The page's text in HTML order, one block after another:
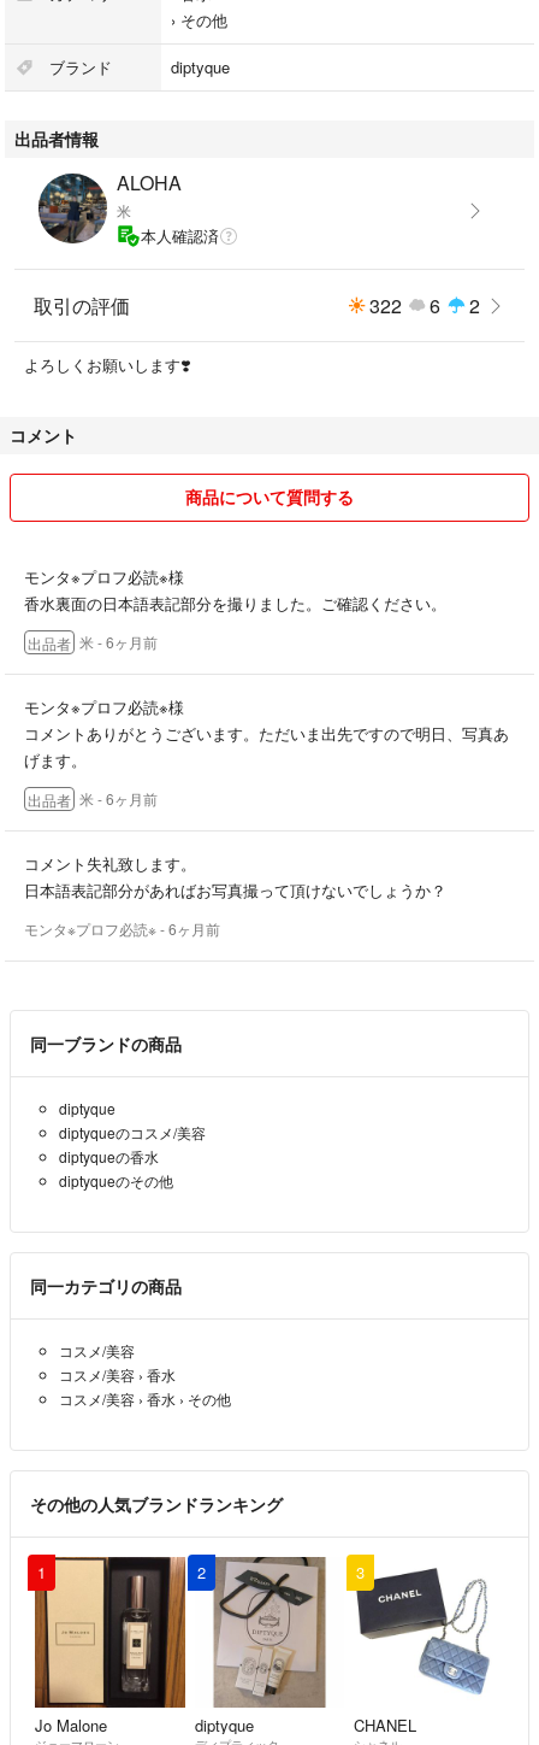
› その他
ブランド diptyque
出品者情報
ALOHA
米
本人確認済
取引の評価 322 6 2
よろしくお願いします❣️
コメント
商品について質問する
モンタ※プロフ必読※様
香水裏面の日本語表記部分を撮りました。ご確認ください。
出品者 米 - 6ヶ月前
モンタ※プロフ必読※様
コメントありがとうございます。ただいま出先ですので明日、写真あ
げます。
出品者 米 - 6ヶ月前
コメント失礼致します。
日本語表記部分があればお写真撮って頂けないでしょうか？
モンタ※プロフ必読※- 6ヶ月前
同一ブランドの商品
diptyque
diptyqueのコスメ/美容
diptyqueの香水
diptyqueのその他
同一カテゴリの商品
コスメ/美容
コスメ/美容 › 香水
コスメ/美容 › 香水 › その他
その他の人気ブランドランキング
1
Jo Malone
2
diptyque
3
CHANEL